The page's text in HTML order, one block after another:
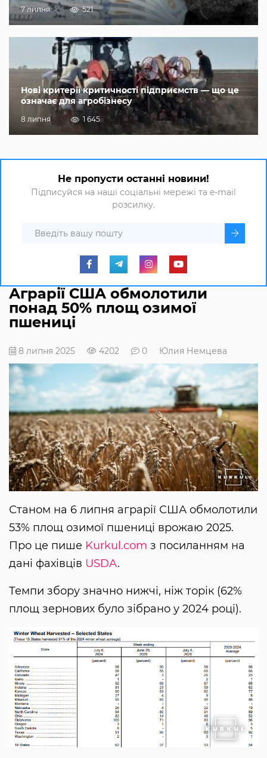
7 липня 521
Нові критерії критичності підприємств — що це
означає для агробізнесу
8 липня 1 645
Не пропусти останні новини!
Підписуйся на наші соціальні мережі та e-mail
розсилку.
Аграрії США обмолотили
понад 50% площ озимої
пшениці
8 липня 2025 4202 0 Юлия Немцева
Станом на 6 липня аграрії США обмолотили
53% площ озимої пшениці врожаю 2025.
Про це пише Kurkul.com з посиланням на
дані фахівців USDA.
Темпи збору значно нижчі, ніж торік (62%
площ зернових було зібрано у 2024 році).